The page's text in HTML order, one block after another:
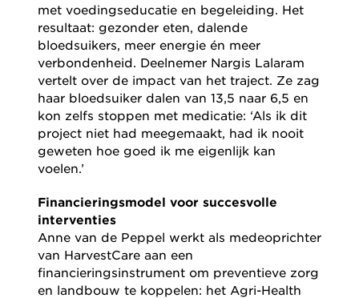
met voedingseducatie en begeleiding. Het
resultaat: gezonder eten, dalende
bloedsuikers, meer energie én meer
verbondenheid. Deelnemer Nargis Lalaram
vertelt over de impact van het traject. Ze zag
haar bloedsuiker dalen van 13,5 naar 6,5 en
kon zelfs stoppen met medicatie: ‘Als ik dit
project niet had meegemaakt, had ik nooit
geweten hoe goed ik me eigenlijk kan
voelen.’
Financieringsmodel voor succesvolle
interventies
Anne van de Peppel werkt als medeoprichter
van HarvestCare aan een
financieringsinstrument om preventieve zorg
en landbouw te koppelen: het Agri-Health